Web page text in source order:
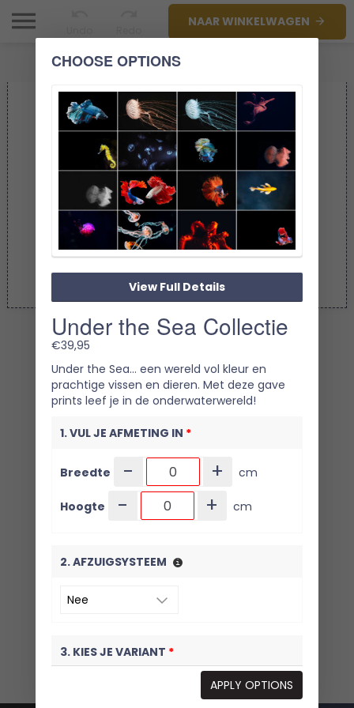
NAAR WINKELWAGEN
1/1
CHOOSE OPTIONS
View Full Details
Under the Sea Collectie
€39,95
Under the Sea… een wereld vol kleur en
prachtige vissen en dieren. Met deze gave
prints leef je in de onderwaterwereld!
1. VUL JE AFMETING IN *
Breedte - + cm
Hoogte - + cm
2. AFZUIGSYSTEEM
3. KIES JE VARIANT *
APPLY OPTIONS